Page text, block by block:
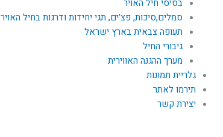
בסיסי חיל האויר
סמלים,סיכות, פצ'ים, תגי יחידות ודרגות בחיל האויר
תעופה צבאית בארץ ישראל
גיבורי החיל
מערך ההגנה האווירית
גלריית תמונות
תירמו לאתר
יצירת קשר